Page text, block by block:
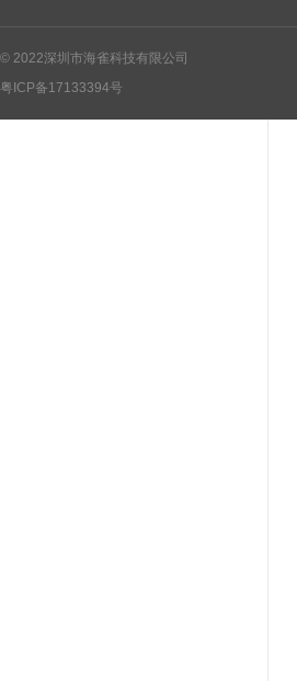
© 2022深圳市海雀科技有限公司
粤ICP备17133394号